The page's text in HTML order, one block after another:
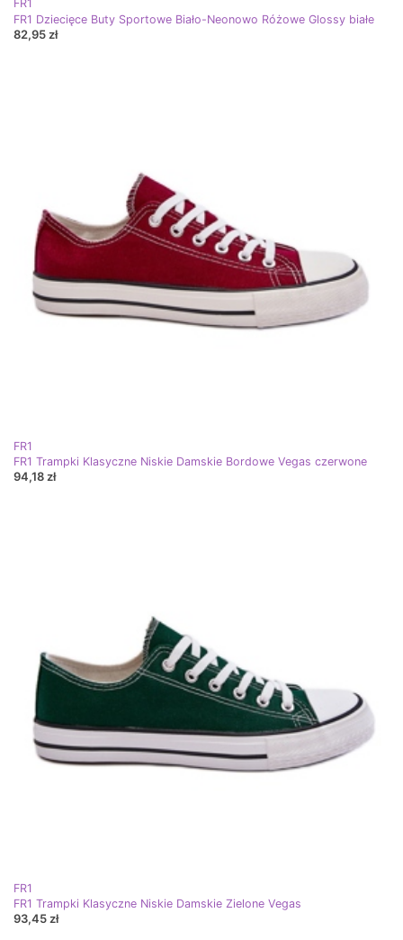
FR1
FR1 Dziecięce Buty Sportowe Biało-Neonowo Różowe Glossy białe
82,95 zł
FR1
FR1 Trampki Klasyczne Niskie Damskie Bordowe Vegas czerwone
94,18 zł
FR1
FR1 Trampki Klasyczne Niskie Damskie Zielone Vegas
93,45 zł